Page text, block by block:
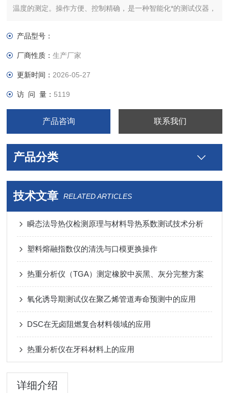
温度的测定。操作方便、控制精确，是一种智能化*的测试仪器，
产品型号：
厂商性质：生产厂家
更新时间： 2026-05-27
访 问 量： 5119
产品咨询 联系我们
产品分类
技术文章 RELATED ARTICLES
瞬态法导热仪检测原理与材料导热系数测试技术分析
塑料熔融指数仪的清洗与口模更换操作
热重分析仪（TGA）测定橡胶中炭黑、灰分完整方案
氧化诱导期测试仪在聚乙烯管道寿命预测中的应用
DSC在无卤阻燃复合材料领域的应用
热重分析仪在牙科材料上的应用
详细介绍